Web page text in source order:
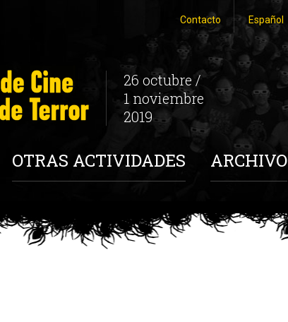
Español
Contacto
26 octubre /
1 noviembre
2019
OTRAS ACTIVIDADES ARCHIVO